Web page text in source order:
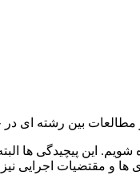
بین رشته ای
شویم. این پیچیدگی ها
ها و مقتضیات